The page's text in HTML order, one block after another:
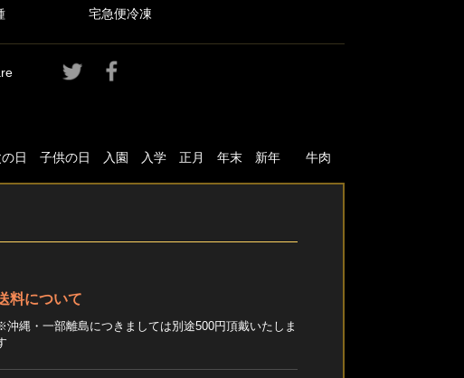
宅急便冷凍
の日 子供の日 入園 入学 正月 年末 新年 牛肉
料について
沖縄・一部離島につきましては別途500円頂戴いたしま